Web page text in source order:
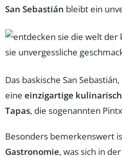
San Sebastián bleibt ein
Das baskische San
eine einzigartige
Tapas, die sogenannten
Besonders bemerkenswert
Gastronomie, was sich in